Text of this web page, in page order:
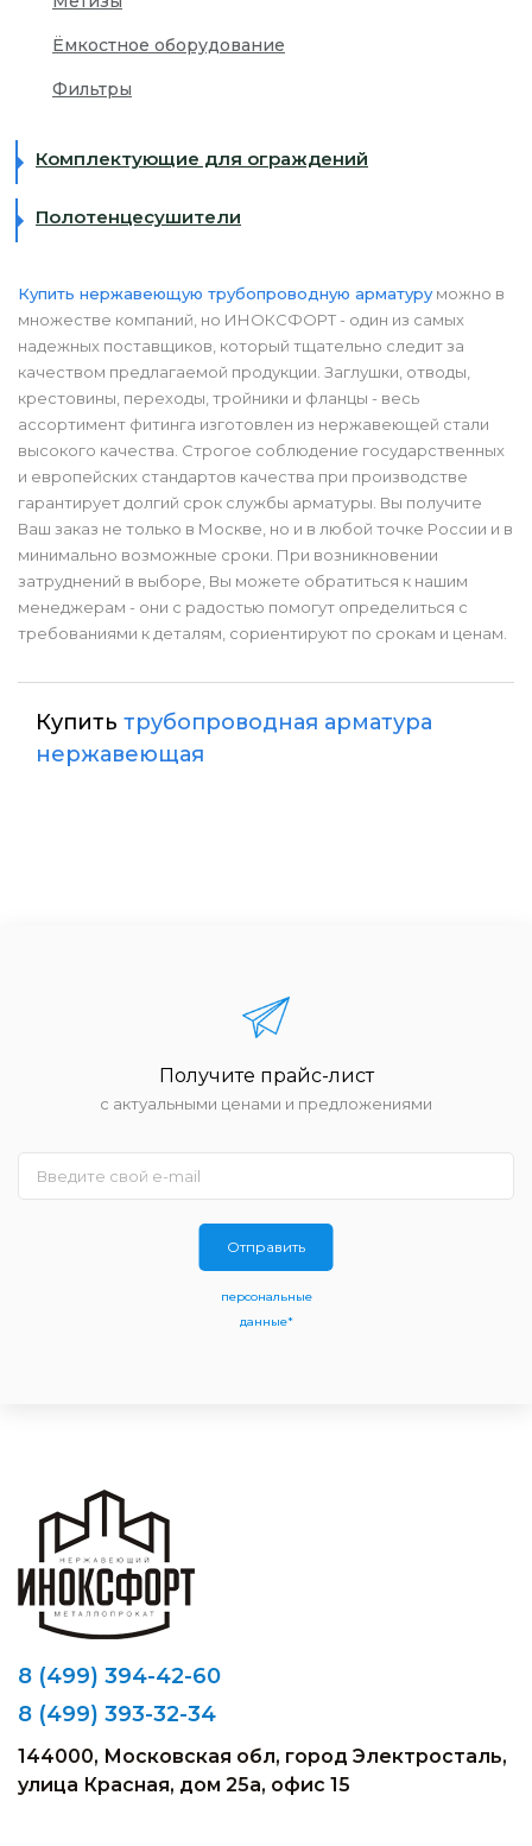
Ёмкостное оборудование
Фильтры
Комплектующие для ограждений
Полотенцесушители
Купить нержавеющую трубопроводную арматуруможно в
множестве компаний, но ИНОКСФОРТ - один из самых
надежных поставщиков, который тщательно следит за
качеством предлагаемой продукции. Заглушки, отводы,
крестовины, переходы, тройники и фланцы - весь
ассортимент фитинга изготовлен из нержавеющей стали
высокого качества. Строгое соблюдение государственных
и европейских стандартов качества при производстве
гарантирует долгий срок службы арматуры. Вы получите
Ваш заказ не только в Москве, но и в любой точке России и в
минимально возможные сроки. При возникновении
затруднений в выборе, Вы можете обратиться к нашим
менеджерам - они с радостью помогут определиться с
требованиями к деталям, сориентируют по срокам и ценам.
Купить трубопроводная арматура
нержавеющая
Получите прайс-лист
с актуальными ценами и предложениями
Отправить
персональные
данные*
8 (499) 394-42-60
8 (499) 393-32-34
144000, Московская обл, город Электросталь,
улица Красная, дом 25а, офис 15